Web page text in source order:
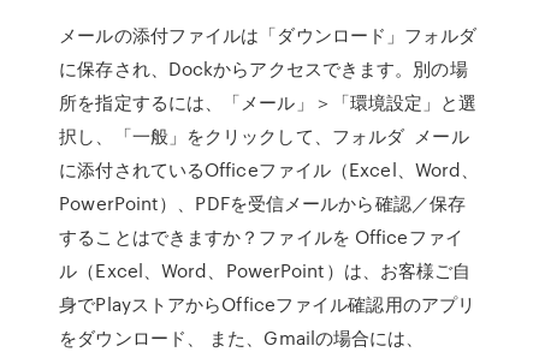
メールの添付ファイルは「ダウンロード」フォルダ
に保存され、Dockからアクセスできます。別の場
所を指定するには、「メール」＞「環境設定」と選
択し、「一般」をクリックして、フォルダ メール
に添付されているOfficeファイル（Excel、Word、
PowerPoint）、PDFを受信メールから確認／保存
することはできますか？ファイルを Officeファイ
ル（Excel、Word、PowerPoint）は、お客様ご自
身でPlayストアからOfficeファイル確認用のアプリ
をダウンロード、 また、Gmailの場合には、